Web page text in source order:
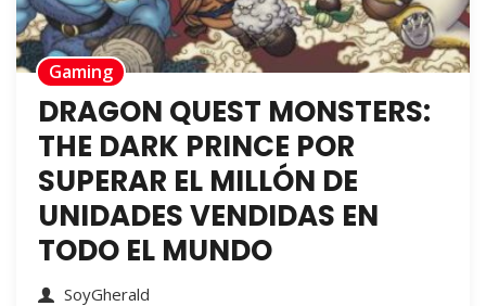
Gaming
DRAGON QUEST MONSTERS:
THE DARK PRINCE POR
SUPERAR EL MILLÓN DE
UNIDADES VENDIDAS EN
TODO EL MUNDO
SoyGherald